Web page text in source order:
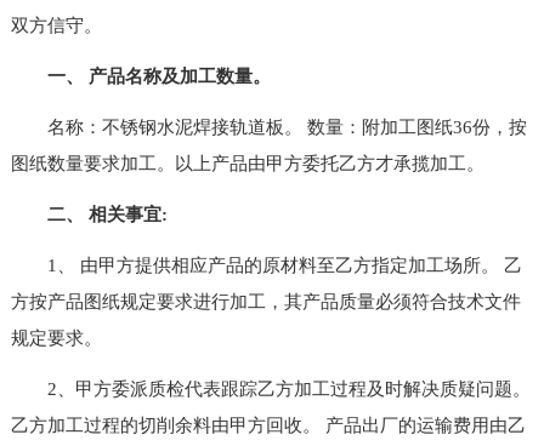
双方信守。
一、 产品名称及加工数量。
名称：不锈钢水泥焊接轨道板。 数量：附加工图纸36份，按
图纸数量要求加工。以上产品由甲方委托乙方才承揽加工。
二、 相关事宜:
1、 由甲方提供相应产品的原材料至乙方指定加工场所。 乙
方按产品图纸规定要求进行加工，其产品质量必须符合技术文件
规定要求。
2、甲方委派质检代表跟踪乙方加工过程及时解决质疑问题。
乙方加工过程的切削余料由甲方回收。 产品出厂的运输费用由乙